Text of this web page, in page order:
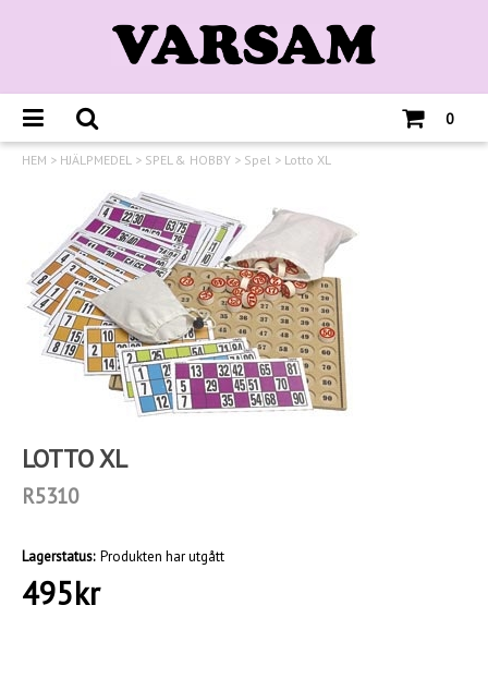
0
HEM > HJÄLPMEDEL > SPEL & HOBBY > Spel > Lotto XL
LOTTO XL
R5310
Lagerstatus: Produkten har utgått
495kr